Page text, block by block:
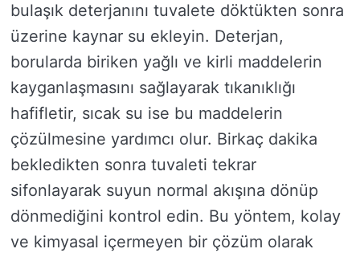
bulaşık deterjanını tuvalete döktükten sonra
üzerine kaynar su ekleyin. Deterjan,
borularda biriken yağlı ve kirli maddelerin
kayganlaşmasını sağlayarak tıkanıklığı
hafifletir, sıcak su ise bu maddelerin
çözülmesine yardımcı olur. Birkaç dakika
bekledikten sonra tuvaleti tekrar
sifonlayarak suyun normal akışına dönüp
dönmediğini kontrol edin. Bu yöntem, kolay
ve kimyasal içermeyen bir çözüm olarak